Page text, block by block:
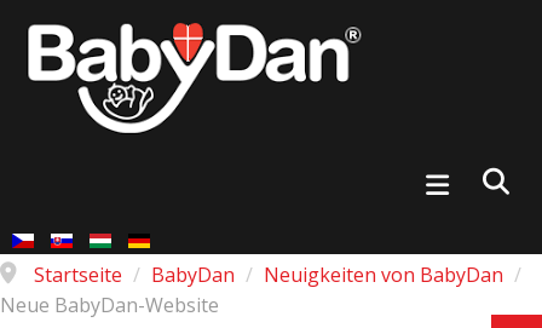
Startseite / BabyDan / Neuigkeiten von BabyDan /
Neue BabyDan-Website